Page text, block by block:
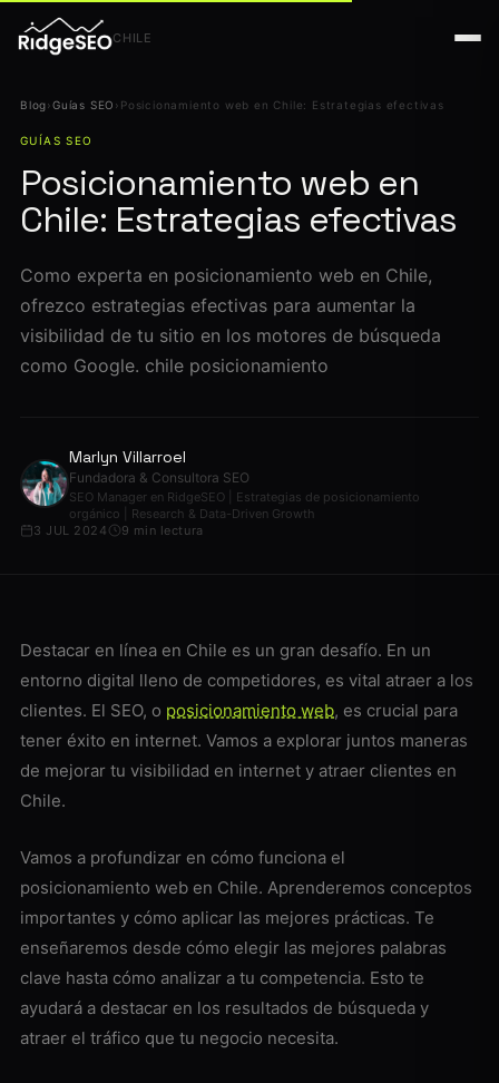
CHILE
Blog›Guías SEO › Posicionamiento web en Chile: Estrategias efectivas
GUÍAS SEO
Posicionamiento web en
Chile: Estrategias efectivas
Como experta en posicionamiento web en Chile,
ofrezco estrategias efectivas para aumentar la
visibilidad de tu sitio en los motores de búsqueda
como Google. chile posicionamiento
Marlyn Villarroel
Fundadora & Consultora SEO
SEO Manager en RidgeSEO | Estrategias de posicionamiento
orgánico | Research & Data-Driven Growth
3 JUL 2024
9 min lectura
Destacar en línea en Chile es un gran desafío. En un
entorno digital lleno de competidores, es vital atraer a los
clientes. El SEO, o posicionamiento web, es crucial para
tener éxito en internet. Vamos a explorar juntos maneras
de mejorar tu visibilidad en internet y atraer clientes en
Chile.
Vamos a profundizar en cómo funciona el
posicionamiento web en Chile. Aprenderemos conceptos
importantes y cómo aplicar las mejores prácticas. Te
enseñaremos desde cómo elegir las mejores palabras
clave hasta cómo analizar a tu competencia. Esto te
ayudará a destacar en los resultados de búsqueda y
atraer el tráfico que tu negocio necesita.